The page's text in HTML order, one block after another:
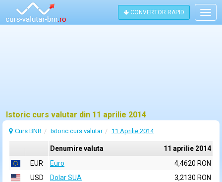
CONVERTOR RAPID
Istoric curs valutar din 11 aprilie 2014
Curs BNR Istoric curs valutar 11 Aprilie 2014
Denumire valuta
11 aprilie 2014
EUR
Euro
4,4620 RON
USD
Dolar SUA
3,2130 RON